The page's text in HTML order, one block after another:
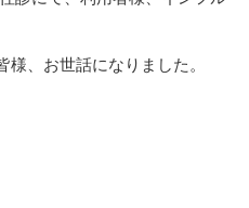
、お世話になりました。